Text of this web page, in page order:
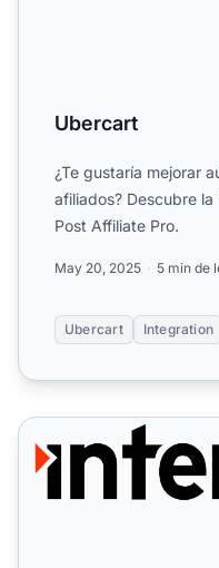
Ubercart
¿Te gustaría mejorar
afiliados? Descubre
Post Affiliate Pro.
May 20, 2025 5 min de
Ubercart Integration
Interspire Shopping Cart